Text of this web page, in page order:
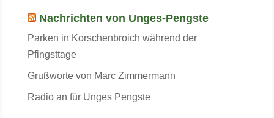
Nachrichten von Unges-Pengste
Parken in Korschenbroich während der
Pfingsttage
Grußworte von Marc Zimmermann
Radio an für Unges Pengste